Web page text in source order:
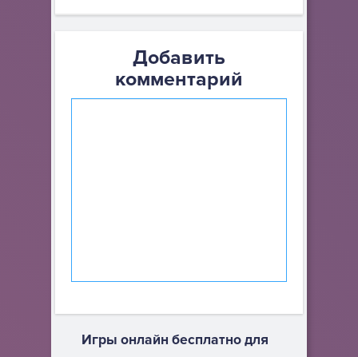
Добавить
комментарий
Игры онлайн бесплатно для